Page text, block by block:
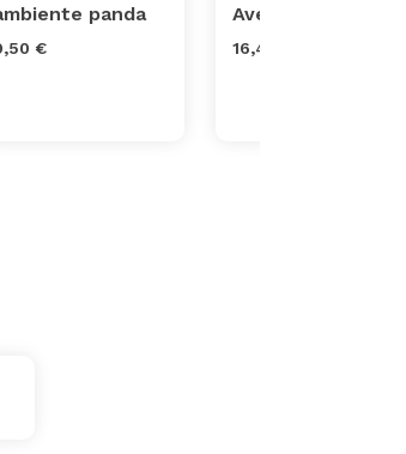
panda
€
Avent
16,45 €